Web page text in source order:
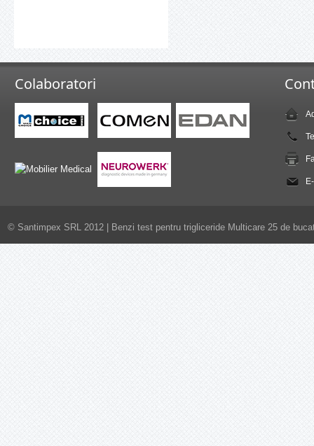
Colaboratori
© Santimpex SRL 2012 | Benzi test pentru trigliceride Multicare 25 de